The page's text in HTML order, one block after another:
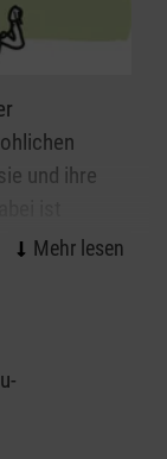
und ihre
Arbeit,
und